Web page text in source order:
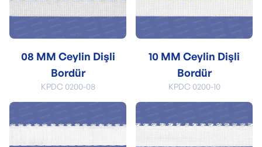
08 MM Ceylin Dişli
Bordür
KPDC 0200-08
10 MM Ceylin Dişli
Bordür
KPDC 0200-10